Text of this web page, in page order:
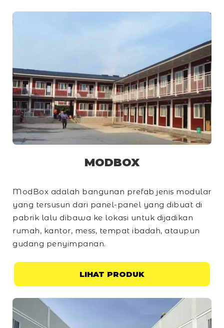
MODBOX
ModBox adalah bangunan prefab jenis modular
yang tersusun dari panel-panel yang dibuat di
pabrik lalu dibawa ke lokasi untuk dijadikan
rumah, kantor, mess, tempat ibadah, ataupun
gudang penyimpanan.
LIHAT PRODUK